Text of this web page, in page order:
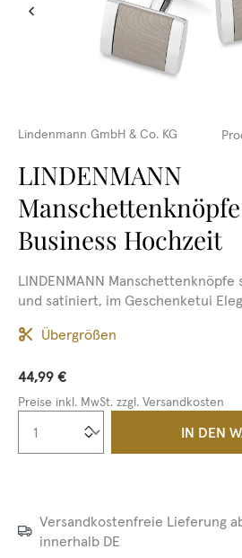
Lindenmann GmbH & Co. KG
LINDENMANN
Business Hochzeit
LINDENMANN
und satiniert, im Geschenketui
Übergrößen
44,99 €
Preise inkl. MwSt. zzgl. Versandkosten
Produkt Anzahl: Gib
IN DEN
Versandkostenfreie Lieferung
innerhalb DE